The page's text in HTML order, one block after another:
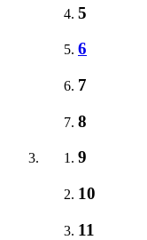
5
6
7
8
9
10
11